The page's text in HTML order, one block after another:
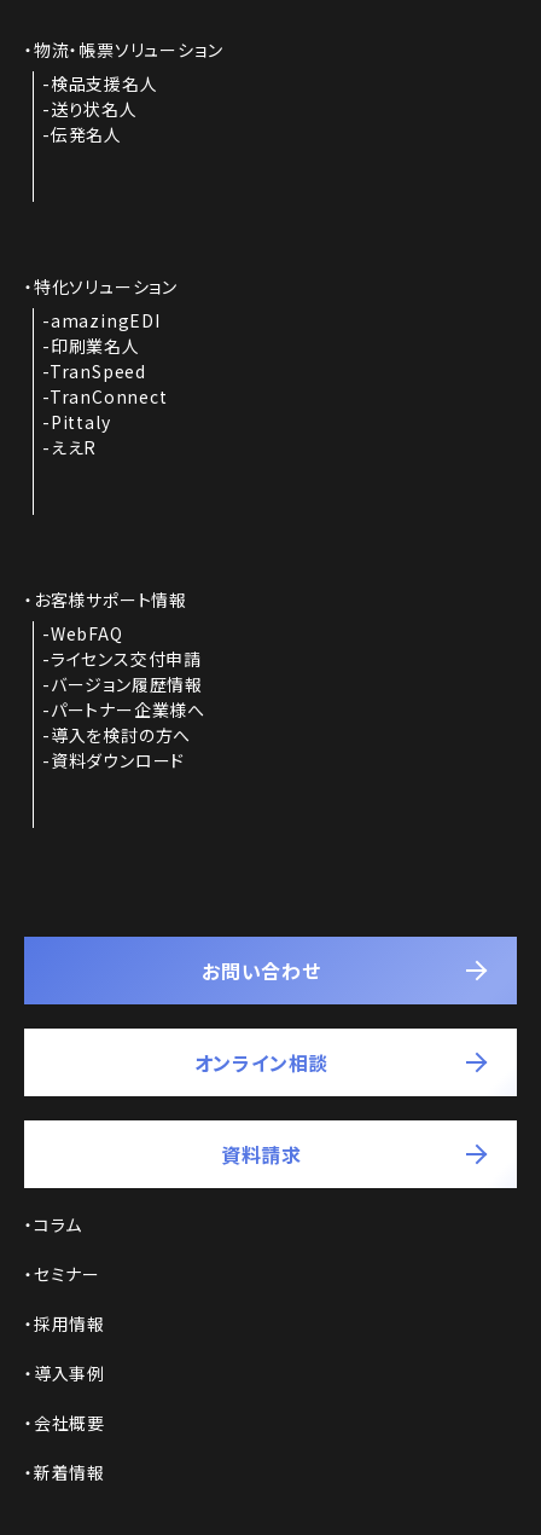
物流・帳票ソリューション
検品支援名人
送り状名人
伝発名人
特化ソリューション
amazingEDI
印刷業名人
TranSpeed
TranConnect
Pittaly
ええR
お客様サポート情報
WebFAQ
ライセンス交付申請
バージョン履歴情報
パートナー企業様へ
導入を検討の方へ
資料ダウンロード
お問い合わせ
オンライン相談
資料請求
コラム
セミナー
採用情報
導入事例
会社概要
新着情報